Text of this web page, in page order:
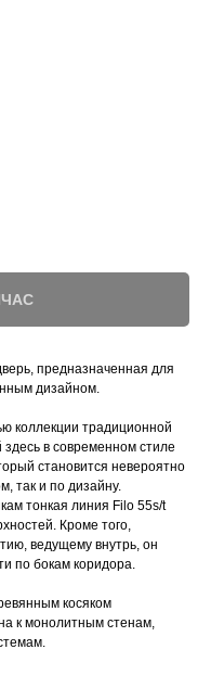
предназначенная для
дизайном.
коллекции традиционной
в современном стиле
становится невероятно
так и по дизайну.
тонкая линия Filo 55s/t
Кроме того,
ведущему внутрь, он
по бокам коридора.
косяком
к монолитным стенам,